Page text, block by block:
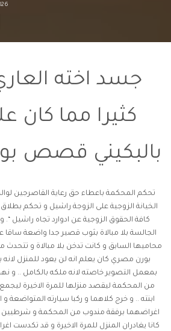
جسد اخته
كثيرا مما كان
بالبكيني قصص
تحكم المحكمة باعطاء حق رعاية القاصرجين
الخيانة الزوجية على الزوجة راشيل و تحكم
كافة الحقوق الزوجية عن ادوارد تجاه راشيل
الجالسة بلا مبالاة بثوب قصير جدا واضعة
محاميها السابق و كانت تدخن بلا مبالاة و تتحدث
بورن مصري كان يعلم انه لن يعود للمنزل
بمعمل التصوير خاصته لانه ملكه بالكامل .. و
من المحكمة ليقصد منزلها للمرة الاخيرة
ابنته .. و خرج كلاهما و ركبا سيارته المتواضعة
اغراضهما برفقة مندوب من المحكمة و شرطيين
كانا يغادران المنزل للمرة الاخيرة و قد تكدست